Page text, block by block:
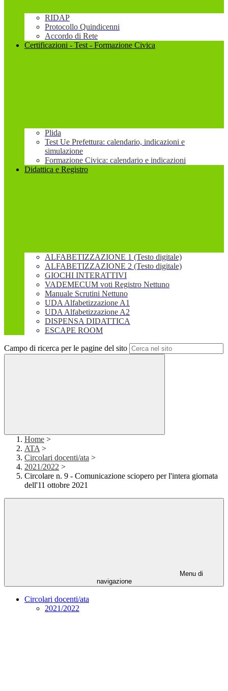
RIDAP
Protocollo Quindicenni
Accordo di Rete
Certificazioni - Test - Formazione Civica
Plida
Test Ue Prefettura: calendario, indicazioni e
simulazione
Formazione Civica: calendario e indicazioni
Didattica e Registro
ALFABETIZZAZIONE 1 (Testo digitale)
ALFABETIZZAZIONE 2 (Testo digitale)
GIOCHI INTERATTIVI
VADEMECUM voti Registro Nettuno
Manuale Scrutini Nettuno
UDA Alfabetizzazione A1
UDA Alfabetizzazione A2
DISPENSA DIDATTICA
ESCAPE ROOM
Campo di ricerca per le pagine del sito
Home >
ATA >
Circolari docenti/ata >
2021/2022 >
Circolare n. 9 - Comunicazione sciopero per l'intera giornata
dell'11 ottobre 2021
Menu di
navigazione
Circolari docenti/ata
2021/2022